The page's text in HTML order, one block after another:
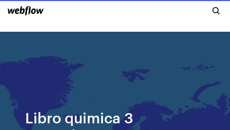
Libro quimica 3